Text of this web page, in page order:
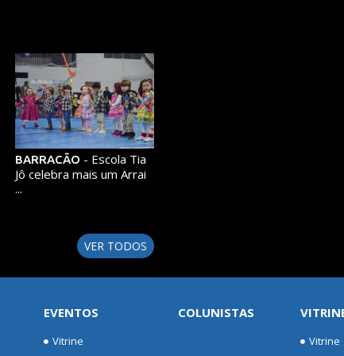
BARRACÃO - Escola Tia
Jô celebra mais um Arrai
...
VER TODOS
EVENTOS
Vitrine
COLUNISTAS
Vitrine